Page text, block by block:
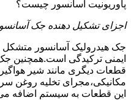
پاوریونیت آسانسور چیست؟
اجزای تشکیل دهنده جک
جک هیدرولیک آسانسور متشکل
ایمنی ترکیدگی است.همچنین
قطعات دیگری مانند شیر
مکانیکی،مجرای تخلیه روغن
این قطعات به سیستم اضافه